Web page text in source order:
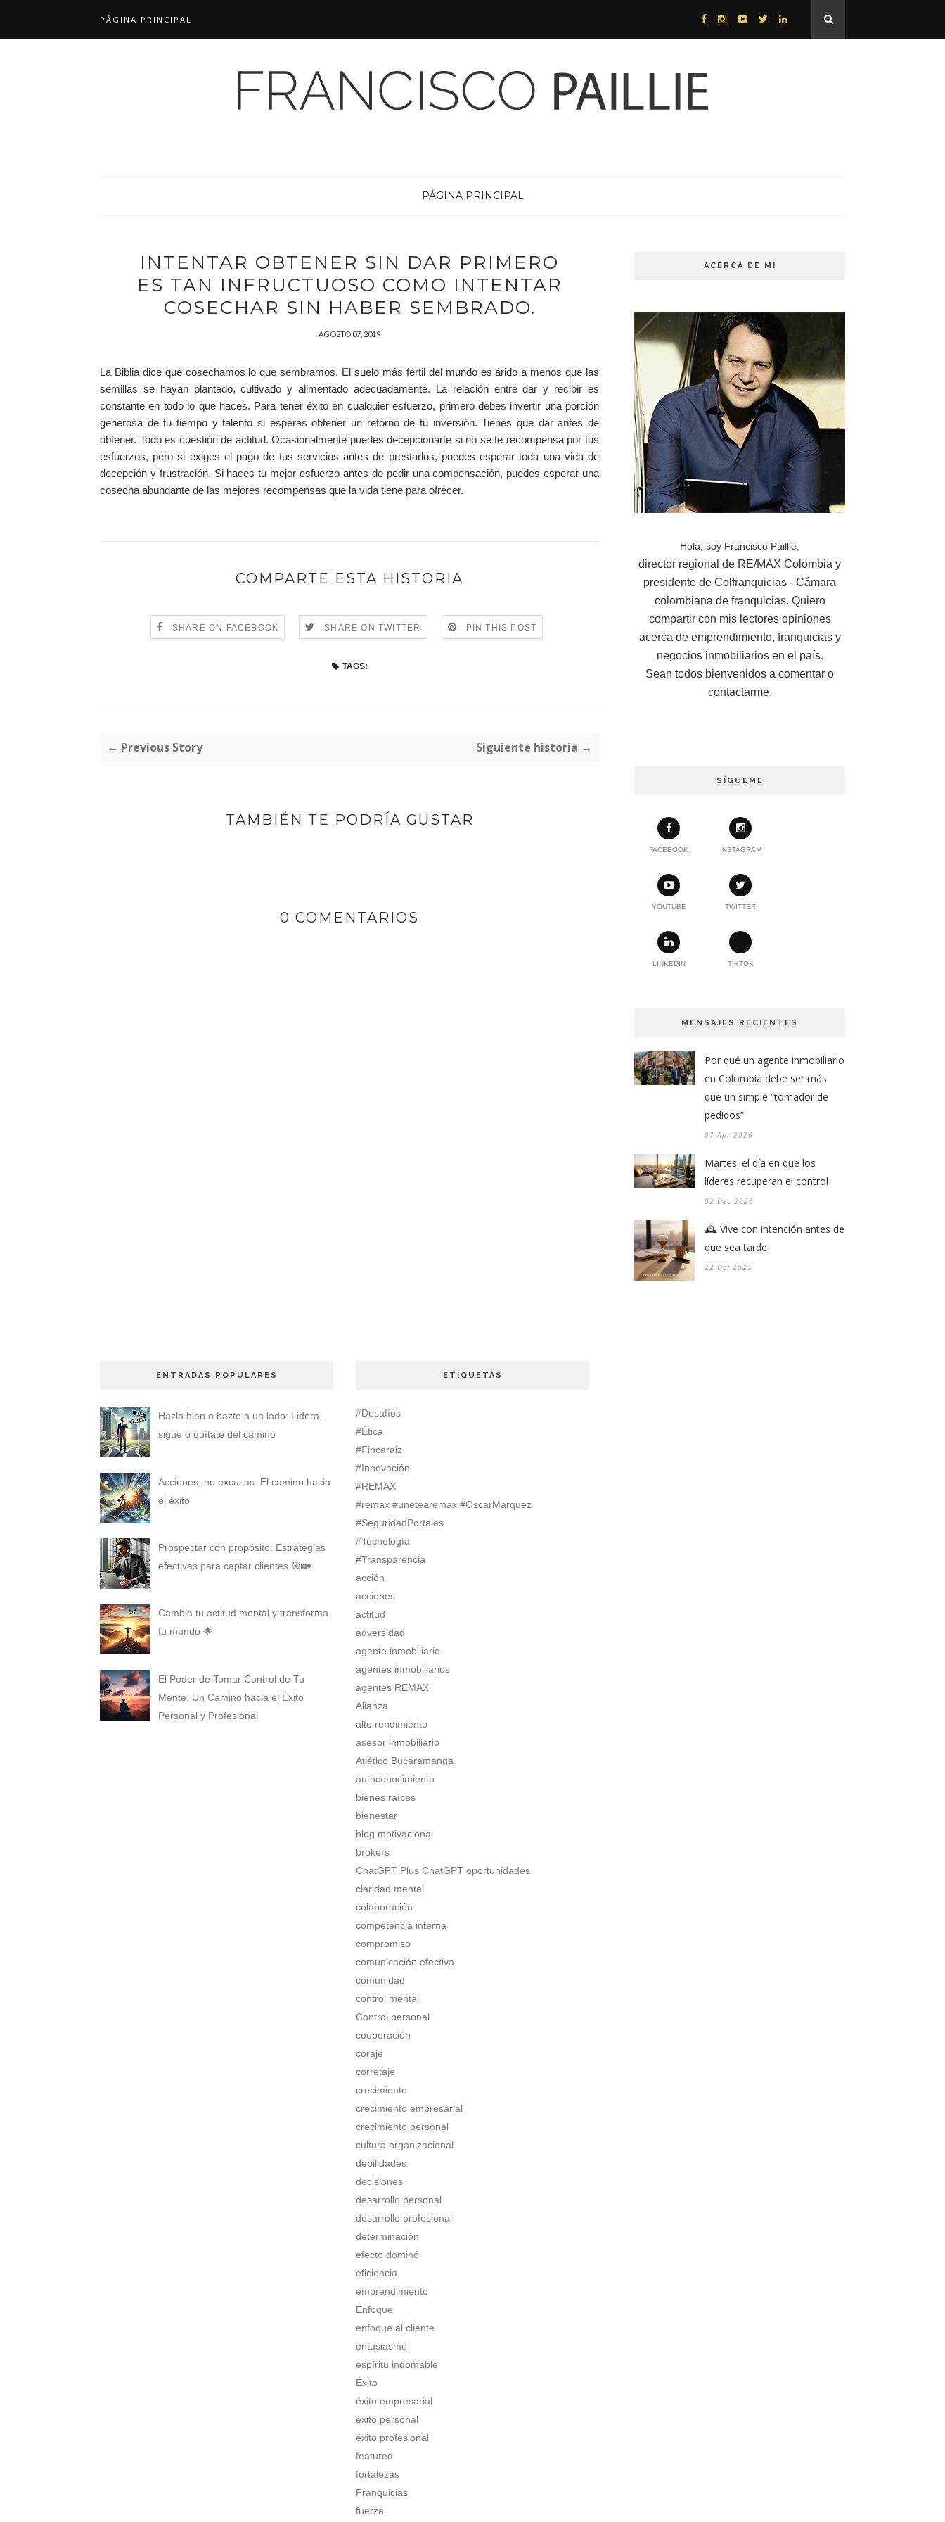
PÁGINA PRINCIPAL
PÁGINA PRINCIPAL
INTENTAR OBTENER SIN DAR PRIMERO
ES TAN INFRUCTUOSO COMO INTENTAR
COSECHAR SIN HABER SEMBRADO.
AGOSTO 07, 2019
La Biblia dice que cosechamos lo que sembramos. El suelo más fértil del mundo es árido a menos que las
semillas se hayan plantado, cultivado y alimentado adecuadamente. La relación entre dar y recibir es
constante en todo lo que haces. Para tener éxito en cualquier esfuerzo, primero debes invertir una porción
generosa de tu tiempo y talento si esperas obtener un retorno de tu inversión. Tienes que dar antes de
obtener. Todo es cuestión de actitud. Ocasionalmente puedes decepcionarte si no se te recompensa por tus
esfuerzos, pero si exiges el pago de tus servicios antes de prestarlos, puedes esperar toda una vida de
decepción y frustración. Si haces tu mejor esfuerzo antes de pedir una compensación, puedes esperar una
cosecha abundante de las mejores recompensas que la vida tiene para ofrecer.
COMPARTE ESTA HISTORIA
SHARE ON FACEBOOK SHARE ON TWITTER PIN THIS POST
TAGS:
← Previous Story Siguiente historia →
TAMBIÉN TE PODRÍA GUSTAR
0 COMENTARIOS
ACERCA DE MI
Hola, soy Francisco Paillie,
director regional de RE/MAX Colombia y
presidente de Colfranquicias - Cámara
colombiana de franquicias. Quiero
compartir con mis lectores opiniones
acerca de emprendimiento, franquicias y
negocios inmobiliarios en el país.
Sean todos bienvenidos a comentar o
contactarme.
SÍGUEME
FACEBOOK INSTAGRAM
YOUTUBE TWITTER
LINKEDIN TIKTOK
MENSAJES RECIENTES
Por qué un agente inmobiliario
en Colombia debe ser más
que un simple “tomador de
pedidos”
07 Apr 2026
Martes: el día en que los
líderes recuperan el control
02 Dec 2025
🕰️ Vive con intención antes de
que sea tarde
22 Oct 2025
ENTRADAS POPULARES
Hazlo bien o hazte a un lado: Lidera,
sigue o quítate del camino
Acciones, no excusas: El camino hacia
el éxito
Prospectar con propósito: Estrategias
efectivas para captar clientes 🎯🏡
Cambia tu actitud mental y transforma
tu mundo 🌟
El Poder de Tomar Control de Tu
Mente: Un Camino hacia el Éxito
Personal y Profesional
ETIQUETAS
#Desafíos
#Ética
#Fincaraiz
#Innovación
#REMAX
#remax #unetearemax #OscarMarquez
#SeguridadPortales
#Tecnología
#Transparencia
acción
acciones
actitud
adversidad
agente inmobiliario
agentes inmobiliarios
agentes REMAX
Alianza
alto rendimiento
asesor inmobiliario
Atlético Bucaramanga
autoconocimiento
bienes raíces
bienestar
blog motivacional
brokers
ChatGPT Plus ChatGPT oportunidades
claridad mental
colaboración
competencia interna
compromiso
comunicación efectiva
comunidad
control mental
Control personal
cooperación
coraje
corretaje
crecimiento
crecimiento empresarial
crecimiento personal
cultura organizacional
debilidades
decisiones
desarrollo personal
desarrollo profesional
determinación
efecto dominó
eficiencia
emprendimiento
Enfoque
enfoque al cliente
entusiasmo
espíritu indomable
Éxito
éxito empresarial
éxito personal
éxito profesional
featured
fortalezas
Franquicias
fuerza